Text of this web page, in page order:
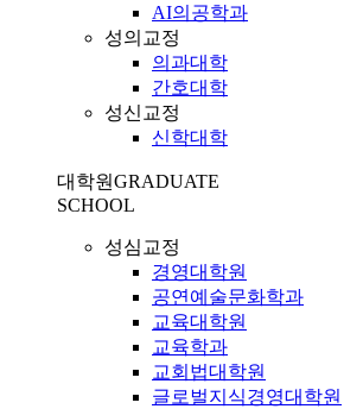
AI의공학과
성의교정
의과대학
간호대학
성신교정
신학대학
대학원GRADUATE
SCHOOL
성심교정
경영대학원
공연예술문화학과
교육대학원
교육학과
교회법대학원
글로벌지식경영대학원